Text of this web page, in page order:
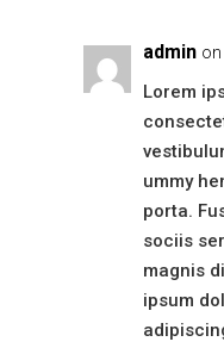
admin on
Lorem
ummy
porta.
sociis
magnis
ipsum